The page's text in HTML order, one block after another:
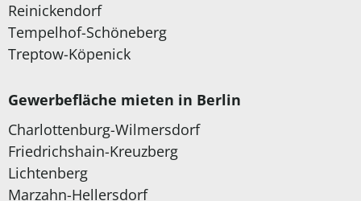
Reinickendorf
Tempelhof-Schöneberg
Treptow-Köpenick
Gewerbefläche mieten in Berlin
Charlottenburg-Wilmersdorf
Friedrichshain-Kreuzberg
Lichtenberg
Marzahn-Hellersdorf